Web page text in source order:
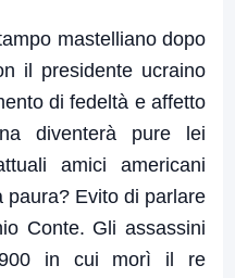
mastelliano dopo
il presidente ucraino
di fedeltà e affetto
diventerà pure lei
amici americani
paura? Evito di parlare
Conte. Gli assassini
in cui morì il re